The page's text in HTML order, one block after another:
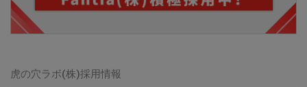
虎の穴ラボ(株)採用情報